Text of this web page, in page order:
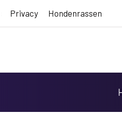
Privacy Hondenrassen